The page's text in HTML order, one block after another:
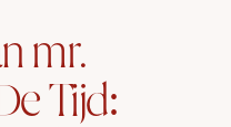
mr.
Tijd: